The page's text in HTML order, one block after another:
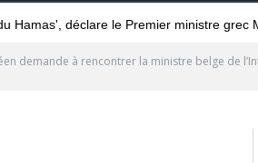
Hamas', déclare le Premier ministre grec
demande à rencontrer la ministre belge de